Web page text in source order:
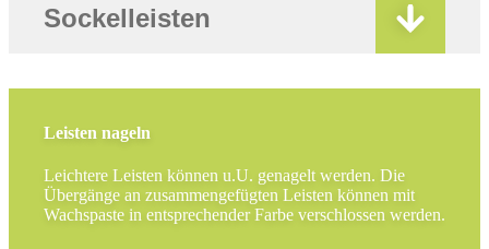
Sockelleisten
Leisten nageln
Leichtere Leisten können u.U. genagelt werden. Die
Übergänge an zusammengefügten Leisten können mit
Wachspaste in entsprechender Farbe verschlossen werden.